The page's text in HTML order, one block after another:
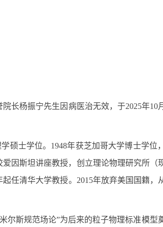
长杨振宁先生因病医治无效，于2025年10
硕士学位。1948年获芝加哥大学博士学位
因斯坦讲座教授，创立理论物理研究所（
任清华大学教授。2015年放弃美国国籍，
尔斯规范场论”为后来的粒子物理标准模型